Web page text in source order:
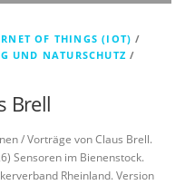
OF THINGS (IOT) /
UND NATURSCHUTZ /
Brell
/ Vorträge von Claus Brell.
Sensoren im Bienenstock.
Rheinland. Version